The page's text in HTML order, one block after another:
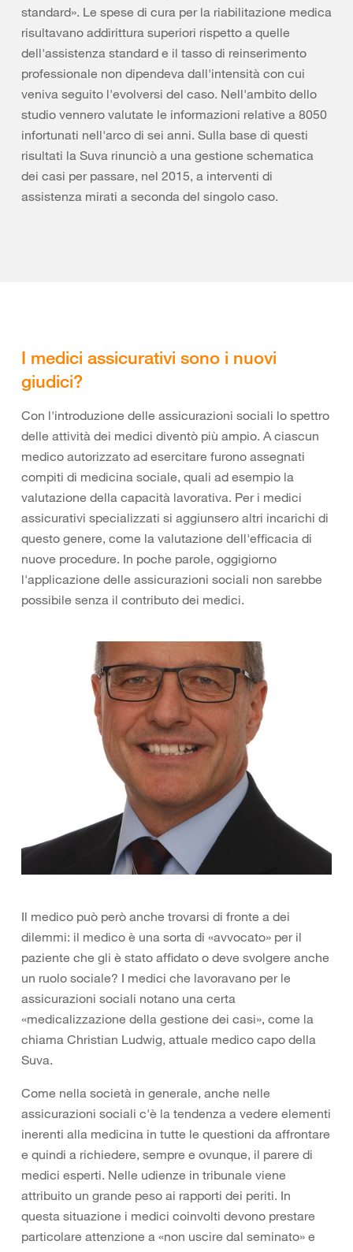
standard». Le spese di cura per la riabilitazione medica
risultavano addirittura superiori rispetto a quelle
dell'assistenza standard e il tasso di reinserimento
professionale non dipendeva dall'intensità con cui
veniva seguito l'evolversi del caso. Nell'ambito dello
studio vennero valutate le informazioni relative a 8050
infortunati nell'arco di sei anni. Sulla base di questi
risultati la Suva rinunciò a una gestione schematica
dei casi per passare, nel 2015, a interventi di
assistenza mirati a seconda del singolo caso.
I medici assicurativi sono i nuovi
giudici?
Con l'introduzione delle assicurazioni sociali lo spettro
delle attività dei medici diventò più ampio. A ciascun
medico autorizzato ad esercitare furono assegnati
compiti di medicina sociale, quali ad esempio la
valutazione della capacità lavorativa. Per i medici
assicurativi specializzati si aggiunsero altri incarichi di
questo genere, come la valutazione dell'efficacia di
nuove procedure. In poche parole, oggigiorno
l'applicazione delle assicurazioni sociali non sarebbe
possibile senza il contributo dei medici.
Il medico può però anche trovarsi di fronte a dei
dilemmi: il medico è una sorta di «avvocato» per il
paziente che gli è stato affidato o deve svolgere anche
un ruolo sociale? I medici che lavoravano per le
assicurazioni sociali notano una certa
«medicalizzazione della gestione dei casi», come la
chiama Christian Ludwig, attuale medico capo della
Suva.
Come nella società in generale, anche nelle
assicurazioni sociali c'è la tendenza a vedere elementi
inerenti alla medicina in tutte le questioni da affrontare
e quindi a richiedere, sempre e ovunque, il parere di
medici esperti. Nelle udienze in tribunale viene
attribuito un grande peso ai rapporti dei periti. In
questa situazione i medici coinvolti devono prestare
particolare attenzione a «non uscire dal seminato» e